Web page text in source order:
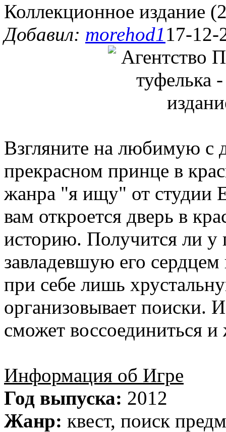
Коллекционное издание
Добавил: morehod117-12-
Взгляните на любимую с
прекрасном принце в
жанра "я ищу" от студии
вам откроется дверь в
историю. Получится ли у
завладевшую его
при себе лишь
организовывает поиски.
сможет воссоединиться
Информация об Игре
Год выпуска: 2012
Жанр: квест, поиск